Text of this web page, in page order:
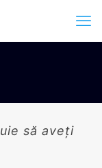
să aveţi